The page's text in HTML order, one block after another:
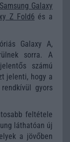
Samsung Galaxy
Z Fold6 és a
Galaxy A,
sorra. A
számú
jelenti, hogy a
gyors
feltétele
láthatóan új
a jövőben